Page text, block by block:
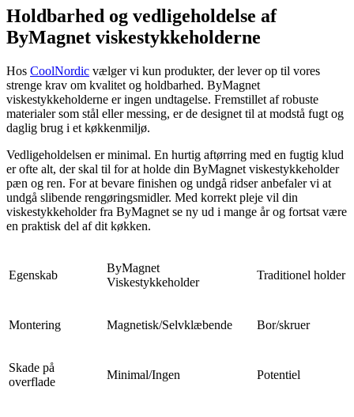
Holdbarhed og vedligeholdelse af
ByMagnet viskestykkeholderne
Hos CoolNordic vælger vi kun produkter, der lever op til vores
strenge krav om kvalitet og holdbarhed. ByMagnet
viskestykkeholderne er ingen undtagelse. Fremstillet af robuste
materialer som stål eller messing, er de designet til at modstå fugt og
daglig brug i et køkkenmiljø.
Vedligeholdelsen er minimal. En hurtig aftørring med en fugtig klud
er ofte alt, der skal til for at holde din ByMagnet viskestykkeholder
pæn og ren. For at bevare finishen og undgå ridser anbefaler vi at
undgå slibende rengøringsmidler. Med korrekt pleje vil din
viskestykkeholder fra ByMagnet se ny ud i mange år og fortsat være
en praktisk del af dit køkken.
Egenskab
ByMagnet
Viskestykkeholder
Traditionel holder
Montering Magnetisk/Selvklæbende Bor/skruer
Skade på
overflade
Minimal/Ingen Potentiel